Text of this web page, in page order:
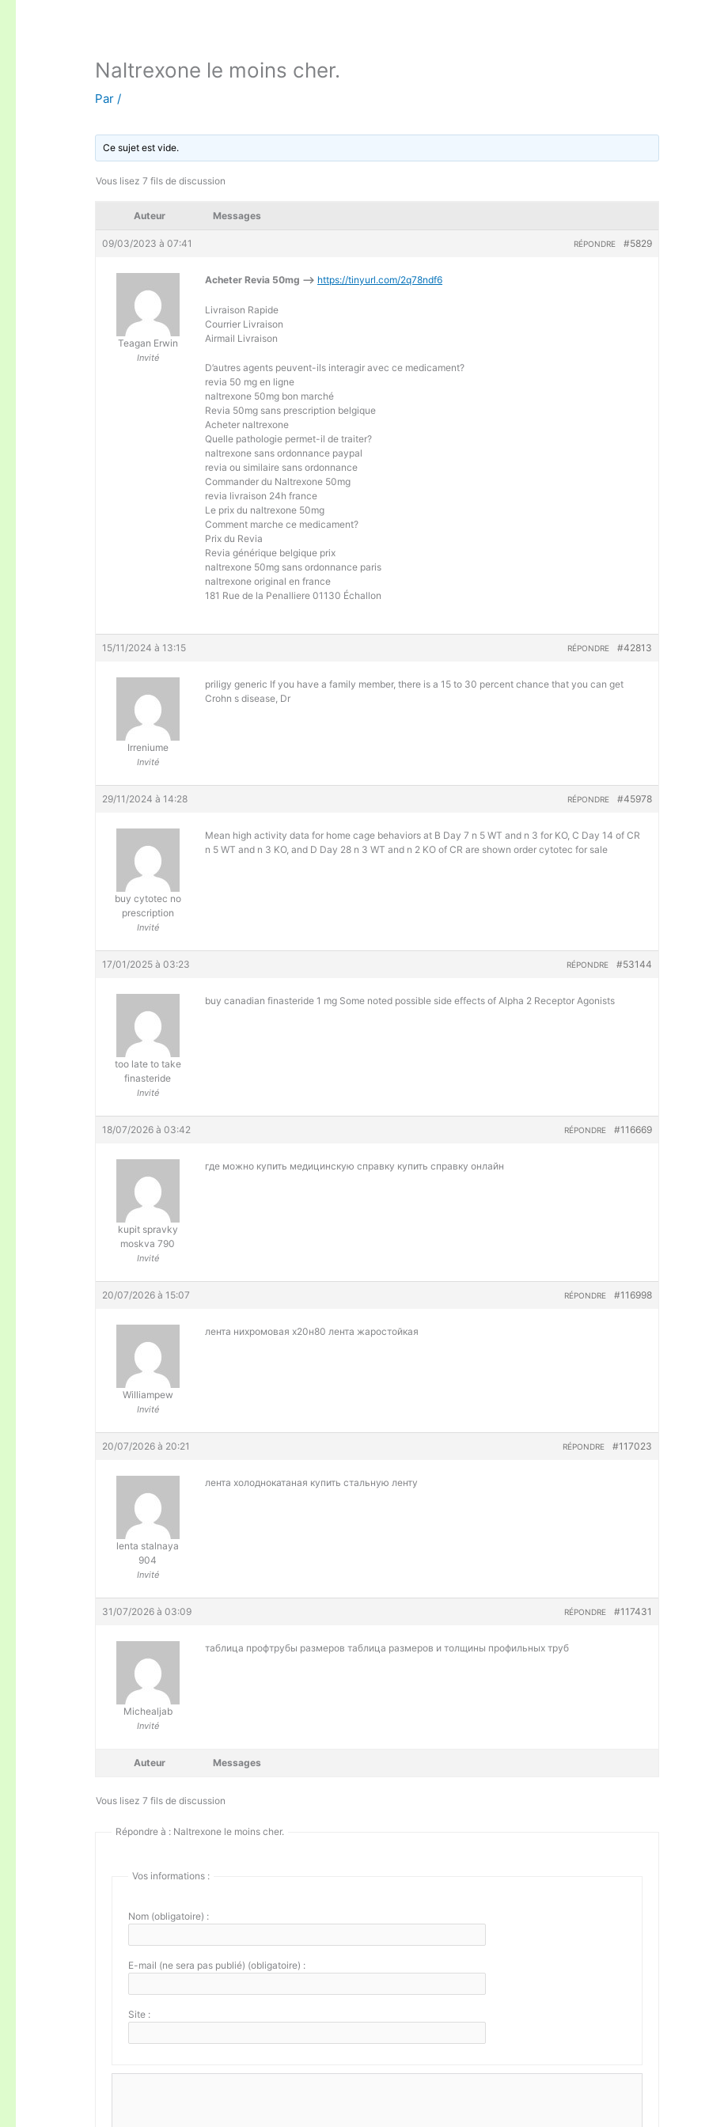
Naltrexone le moins cher.
Par/
Ce sujet est vide.
Vous lisez 7 fils de discussion
Auteur Messages
09/03/2023 à 07:41 #5829
RÉPONDRE
Teagan Erwin
Invité
Acheter Revia 50mg –> https://tinyurl.com/2q78ndf6
Livraison Rapide
Courrier Livraison
Airmail Livraison
D’autres agents peuvent-ils interagir avec ce medicament?
revia 50 mg en ligne
naltrexone 50mg bon marché
Revia 50mg sans prescription belgique
Acheter naltrexone
Quelle pathologie permet-il de traiter?
naltrexone sans ordonnance paypal
revia ou similaire sans ordonnance
Commander du Naltrexone 50mg
revia livraison 24h france
Le prix du naltrexone 50mg
Comment marche ce medicament?
Prix du Revia
Revia générique belgique prix
naltrexone 50mg sans ordonnance paris
naltrexone original en france
181 Rue de la Penalliere 01130 Échallon
15/11/2024 à 13:15 #42813
RÉPONDRE
Irreniume
Invité
priligy generic If you have a family member, there is a 15 to 30 percent chance that you can get
Crohn s disease, Dr
29/11/2024 à 14:28 #45978
RÉPONDRE
buy cytotec no
prescription
Invité
Mean high activity data for home cage behaviors at B Day 7 n 5 WT and n 3 for KO, C Day 14 of CR
n 5 WT and n 3 KO, and D Day 28 n 3 WT and n 2 KO of CR are shownorder cytotec for sale
17/01/2025 à 03:23 #53144
RÉPONDRE
too late to take
finasteride
Invité
buy canadian finasteride 1 mg Some noted possible side effects of Alpha 2 Receptor Agonists
18/07/2026 à 03:42 #116669
RÉPONDRE
kupit spravky
moskva 790
Invité
где можно купить медицинскую справку купить справку онлайн
20/07/2026 à 15:07 #116998
RÉPONDRE
Williampew
Invité
лента нихромовая х20н80лента жаростойкая
20/07/2026 à 20:21 #117023
RÉPONDRE
lenta stalnaya
904
Invité
лента холоднокатаная купить стальную ленту
31/07/2026 à 03:09 #117431
RÉPONDRE
Michealjab
Invité
таблица профтрубы размеровтаблица размеров и толщины профильных труб
Auteur Messages
Vous lisez 7 fils de discussion
Répondre à : Naltrexone le moins cher.
Vos informations :
Nom (obligatoire) :
E-mail (ne sera pas publié) (obligatoire) :
Site :